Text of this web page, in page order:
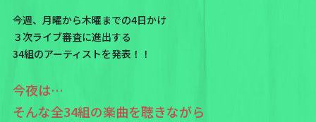
今週、月曜から木曜までの4日かけ
３次ライブ審査に進出する
34組のアーティストを発表！！
今夜は…
そんな全34組の楽曲を聴きながら